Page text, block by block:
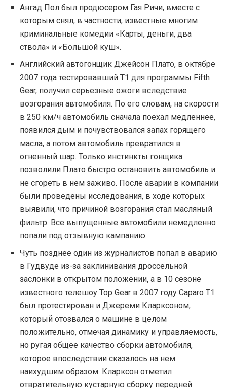
Ангад Пол был продюсером Гая Ричи, вместе с
которым снял, в частности, известные многим
криминальные комедии «Карты, деньги, два
ствола» и «Большой куш».
Английский автогонщик Джейсон Плато, в октябре
2007 года тестировавший Т1 для программы Fifth
Gear, получил серьезные ожоги вследствие
возгорания автомобиля. По его словам, на скорости
в 250 км/ч автомобиль сначала поехал медленнее,
появился дым и почувствовался запах горящего
масла, а потом автомобиль превратился в
огненный шар. Только инстинкты гонщика
позволили Плато быстро остановить автомобиль и
не сгореть в нем заживо. После аварии в компании
были проведены исследования, в ходе которых
выявили, что причиной возгорания стал масляный
фильтр. Все выпущенные автомобили немедленно
попали под отзывную кампанию.
Чуть позднее один из журналистов попал в аварию
в Гудвуде из-за заклинивания дроссельной
заслонки в открытом положении, а в 10 сезоне
известного телешоу Top Gear в 2007 году Caparo T1
был протестирован и Джереми Кларксоном,
который отозвался о машине в целом
положительно, отмечая динамику и управляемость,
но ругая общее качество сборки автомобиля,
которое впоследствии сказалось на нем
наихудшим образом. Кларксон отметил
отвратительную кустарную сборку передней